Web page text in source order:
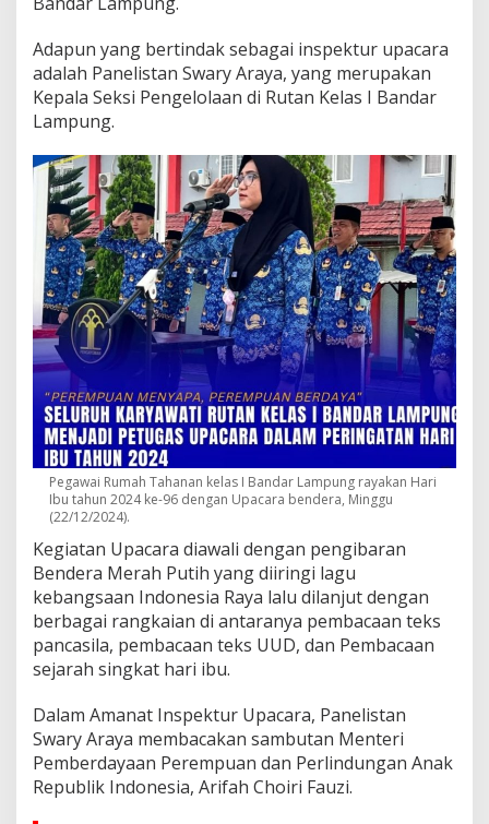
B
e
n
d
a
Adapun yang bertindak sebagai inspektur upacara
adalah Panelistan Swary Araya, yang merupakan
Kepala Seksi Pengelolaan di Rutan Kelas I Bandar
Lampung.
Pegawai Rumah Tahanan kelas I Bandar Lampung rayakan Hari
Ibu tahun 2024 ke-96 dengan Upacara bendera, Minggu
(22/12/2024).
Kegiatan Upacara diawali dengan pengibaran
Bendera Merah Putih yang diiringi lagu
kebangsaan Indonesia Raya lalu dilanjut dengan
berbagai rangkaian di antaranya pembacaan teks
pancasila, pembacaan teks UUD, dan Pembacaan
sejarah singkat hari ibu.
Dalam Amanat Inspektur Upacara, Panelistan
Swary Araya membacakan sambutan Menteri
Pemberdayaan Perempuan dan Perlindungan Anak
Republik Indonesia, Arifah Choiri Fauzi.